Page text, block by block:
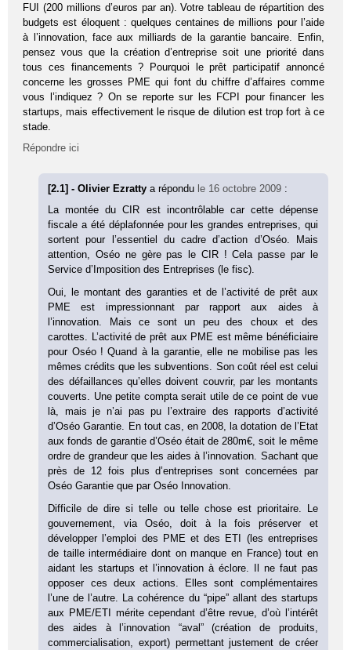
FUI (200 millions d’euros par an). Votre tableau de répartition des
budgets est éloquent : quelques centaines de millions pour l’aide
à l’innovation, face aux milliards de la garantie bancaire. Enfin,
pensez vous que la création d’entreprise soit une priorité dans
tous ces financements ? Pourquoi le prêt participatif annoncé
concerne les grosses PME qui font du chiffre d’affaires comme
vous l’indiquez ? On se reporte sur les FCPI pour financer les
startups, mais effectivement le risque de dilution est trop fort à ce
stade.
Répondre ici
[2.1] - Olivier Ezrattya répondu le 16 octobre 2009 :
La montée du CIR est incontrôlable car cette dépense
fiscale a été déplafonnée pour les grandes entreprises, qui
sortent pour l’essentiel du cadre d’action d’Oséo. Mais
attention, Oséo ne gère pas le CIR ! Cela passe par le
Service d’Imposition des Entreprises (le fisc).
Oui, le montant des garanties et de l’activité de prêt aux
PME est impressionnant par rapport aux aides à
l’innovation. Mais ce sont un peu des choux et des
carottes. L’activité de prêt aux PME est même bénéficiaire
pour Oséo ! Quand à la garantie, elle ne mobilise pas les
mêmes crédits que les subventions. Son coût réel est celui
des défaillances qu’elles doivent couvrir, par les montants
couverts. Une petite compta serait utile de ce point de vue
là, mais je n’ai pas pu l’extraire des rapports d’activité
d’Oséo Garantie. En tout cas, en 2008, la dotation de l’Etat
aux fonds de garantie d’Oséo était de 280m€, soit le même
ordre de grandeur que les aides à l’innovation. Sachant que
près de 12 fois plus d’entreprises sont concernées par
Oséo Garantie que par Oséo Innovation.
Difficile de dire si telle ou telle chose est prioritaire. Le
gouvernement, via Oséo, doit à la fois préserver et
développer l’emploi des PME et des ETI (les entreprises
de taille intermédiaire dont on manque en France) tout en
aidant les startups et l’innovation à éclore. Il ne faut pas
opposer ces deux actions. Elles sont complémentaires
l’une de l’autre. La cohérence du “pipe” allant des startups
aux PME/ETI mérite cependant d’être revue, d’où l’intérêt
des aides à l’innovation “aval” (création de produits,
commercialisation, export) permettant justement de créer